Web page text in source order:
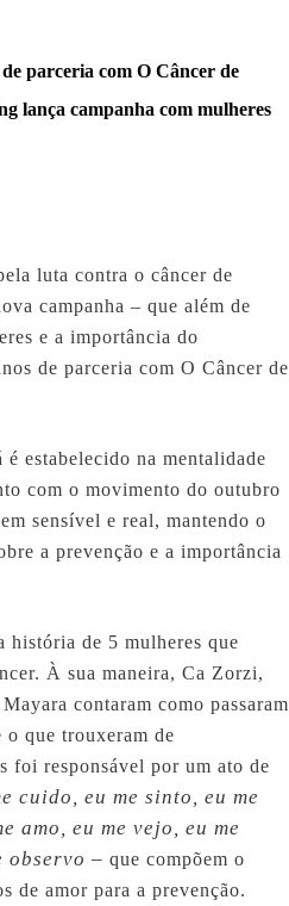
parceria com O Câncer de
lança campanha com mulheres
luta contra o câncer de
campanha – que além de
e a importância do
de parceria com O Câncer de
estabelecido na mentalidade
com o movimento do outubro
sensível e real, mantendo o
a prevenção e a importância
história de 5 mulheres que
À sua maneira, Ca Zorzi,
contaram como passaram
o que trouxeram de
foi responsável por um ato de
cuido, eu me sinto, eu me
amo, eu me vejo, eu me
observo – que compõem o
de amor para a prevenção.